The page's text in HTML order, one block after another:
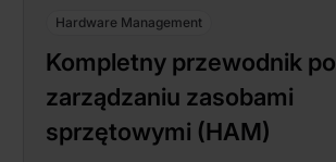
Hardware Management
Kompletny przewodnik po
zarządzaniu zasobami
sprzętowymi (HAM)